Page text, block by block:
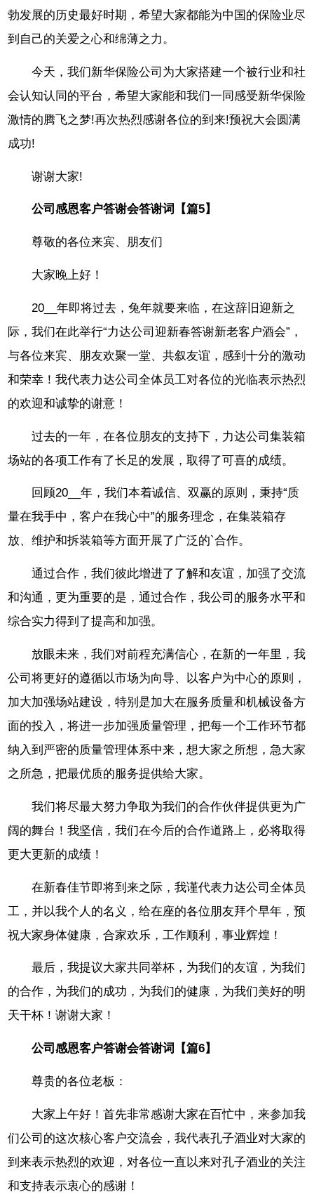
勃发展的历史最好时期，希望大家都能为中国的保险业尽
到自己的关爱之心和绵薄之力。
今天，我们新华保险公司为大家搭建一个被行业和社
会认知认同的平台，希望大家能和我们一同感受新华保险
激情的腾飞之梦!再次热烈感谢各位的到来!预祝大会圆满
成功!
谢谢大家!
公司感恩客户答谢会答谢词【篇5】
尊敬的各位来宾、朋友们
大家晚上好！
20__年即将过去，兔年就要来临，在这辞旧迎新之
际，我们在此举行“力达公司迎新春答谢新老客户酒会”，
与各位来宾、朋友欢聚一堂、共叙友谊，感到十分的激动
和荣幸！我代表力达公司全体员工对各位的光临表示热烈
的欢迎和诚挚的谢意！
过去的一年，在各位朋友的支持下，力达公司集装箱
场站的各项工作有了长足的发展，取得了可喜的成绩。
回顾20__年，我们本着诚信、双赢的原则，秉持“质
量在我手中，客户在我心中”的服务理念，在集装箱存
放、维护和拆装箱等方面开展了广泛的`合作。
通过合作，我们彼此增进了了解和友谊，加强了交流
和沟通，更为重要的是，通过合作，我公司的服务水平和
综合实力得到了提高和加强。
放眼未来，我们对前程充满信心，在新的一年里，我
公司将更好的遵循以市场为向导、以客户为中心的原则，
加大加强场站建设，特别是加大在服务质量和机械设备方
面的投入，将进一步加强质量管理，把每一个工作环节都
纳入到严密的质量管理体系中来，想大家之所想，急大家
之所急，把最优质的服务提供给大家。
我们将尽最大努力争取为我们的合作伙伴提供更为广
阔的舞台！我坚信，我们在今后的合作道路上，必将取得
更大更新的成绩！
在新春佳节即将到来之际，我谨代表力达公司全体员
工，并以我个人的名义，给在座的各位朋友拜个早年，预
祝大家身体健康，合家欢乐，工作顺利，事业辉煌！
最后，我提议大家共同举杯，为我们的友谊，为我们
的合作，为我们的成功，为我们的健康，为我们美好的明
天干杯！谢谢大家！
公司感恩客户答谢会答谢词【篇6】
尊贵的各位老板：
大家上午好！首先非常感谢大家在百忙中，来参加我
们公司的这次核心客户交流会，我代表孔子酒业对大家的
到来表示热烈的欢迎，对各位一直以来对孔子酒业的关注
和支持表示衷心的感谢！